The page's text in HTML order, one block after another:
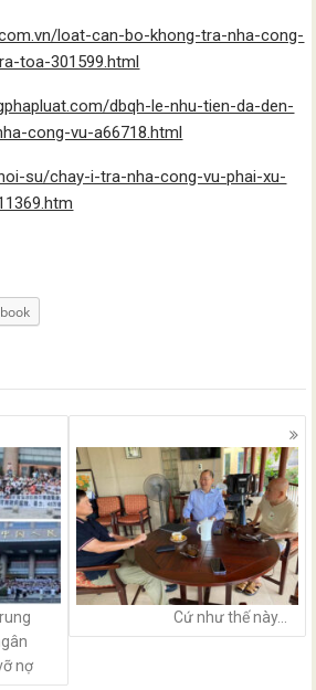
loat-can-bo-khong-tra-nha-cong-
toa-301599.html
dbqh-le-nhu-tien-da-den-
cong-vu-a66718.html
su/chay-i-tra-nha-cong-vu-phai-xu-
nợ
Cứ như thế này…